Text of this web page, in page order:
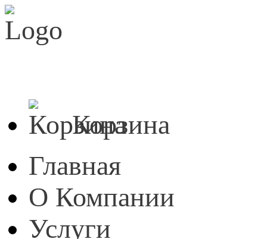
Корзина
Главная
О Компании
Услуги